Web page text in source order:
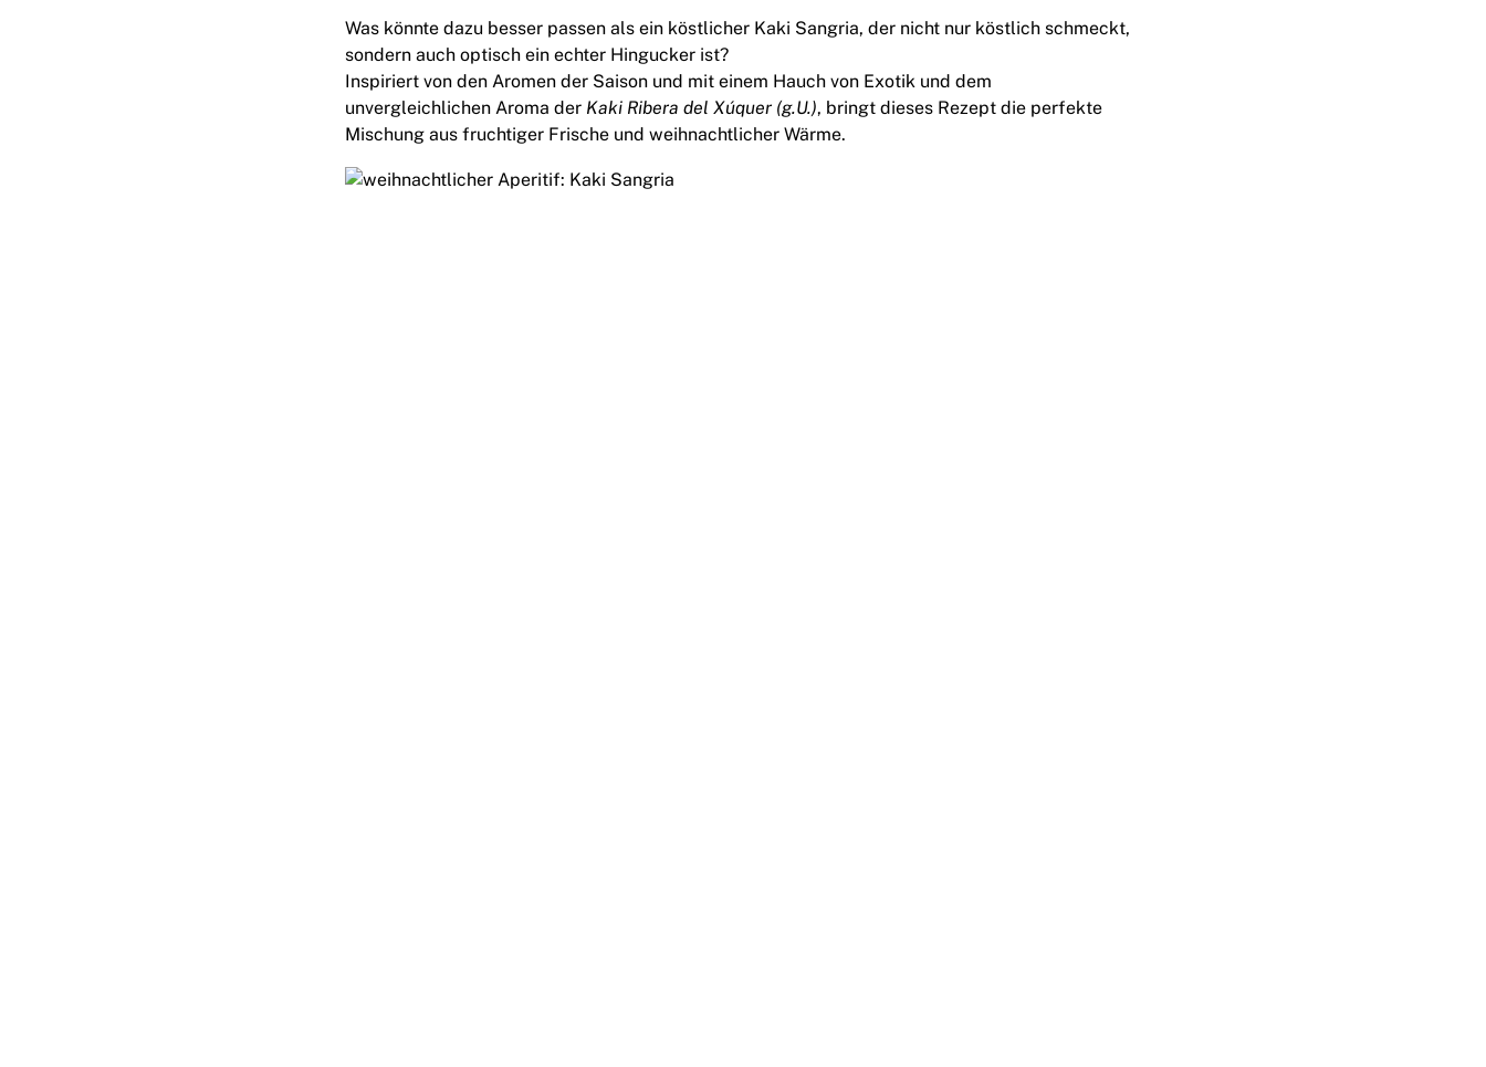
Was könnte dazu besser passen als ein köstlicher Kaki Sangria, der nicht nur köstlich schmeckt,
sondern auch optisch ein echter Hingucker ist?
Inspiriert von den Aromen der Saison und mit einem Hauch von Exotik und dem
unvergleichlichen Aroma der Kaki Ribera del Xúquer (g.U.), bringt dieses Rezept die perfekte
Mischung aus fruchtiger Frische und weihnachtlicher Wärme.